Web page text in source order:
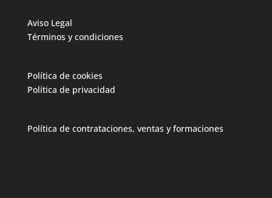
Aviso Legal
Términos y condiciones
Política de cookies
Política de privacidad
Política de contrataciones, ventas y formaciones